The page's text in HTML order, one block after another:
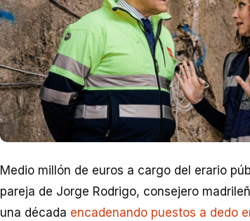
Medio millón de euros a cargo del erario
pareja de Jorge Rodrigo, consejero
una década encadenando puestos a dedo